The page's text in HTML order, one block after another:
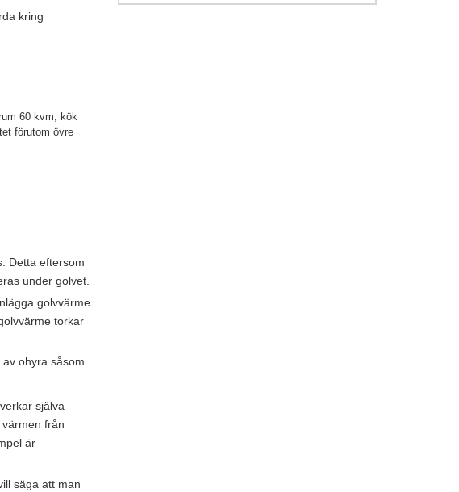
kring
60 kvm, kök
förutom övre
Detta eftersom
under golvet.
golvvärme.
torkar
ohyra såsom
själva
från
är
säga att man